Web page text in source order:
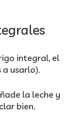
integral, el
a usarlo).
la leche y
bien.